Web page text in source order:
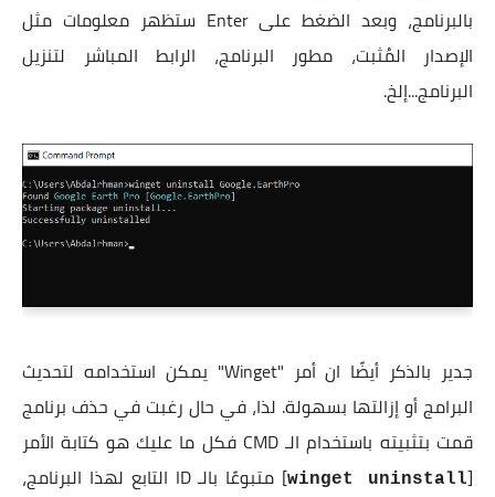
بالبرنامج، وبعد الضغط على Enter ستظهر معلومات مثل
الإصدار المُثبت، مطور البرنامج، الرابط المباشر لتنزيل
البرنامج...إلخ.
جدير بالذكر أيضًا ان أمر "Winget" يمكن استخدامه لتحديث
البرامج أو إزالتها بسهولة. لذا، في حال رغبت في حذف برنامج
قمت بتثبيته باستخدام الـ CMD فكل ما عليك هو كتابة الأمر
[
winget uninstall
] متبوعًا بالـ ID التابع لهذا البرنامج،